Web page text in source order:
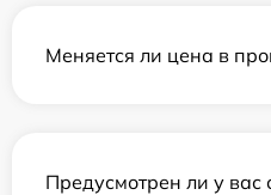
Меняется ли цена в
Предусмотрен ли у вас